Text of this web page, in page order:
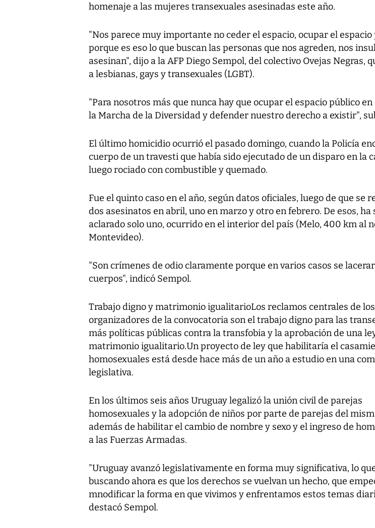
homenaje a las mujeres transexuales asesinadas este año.
"Nos parece muy importante no ceder el espacio, ocupar el espacio
porque es eso lo que buscan las personas que nos agreden, nos
asesinan", dijo a la AFP Diego Sempol, del colectivo Ovejas Negras,
a lesbianas, gays y transexuales (LGBT).
"Para nosotros más que nunca hay que ocupar el espacio público en
la Marcha de la Diversidad y defender nuestro derecho a existir",
El último homicidio ocurrió el pasado domingo, cuando la Policía
cuerpo de un travesti que había sido ejecutado de un disparo en la
luego rociado con combustible y quemado.
Fue el quinto caso en el año, según datos oficiales, luego de que se
dos asesinatos en abril, uno en marzo y otro en febrero. De esos, ha
aclarado solo uno, ocurrido en el interior del país (Melo, 400 km al
Montevideo).
"Son crímenes de odio claramente porque en varios casos se
cuerpos", indicó Sempol.
Trabajo digno y matrimonio igualitarioLos reclamos centrales de los
organizadores de la convocatoria son el trabajo digno para las
más políticas públicas contra la transfobia y la aprobación de una
matrimonio igualitario.Un proyecto de ley que habilitaría el
homosexuales está desde hace más de un año a estudio en una
legislativa.
En los últimos seis años Uruguay legalizó la unión civil de parejas
homosexuales y la adopción de niños por parte de parejas del
además de habilitar el cambio de nombre y sexo y el ingreso de
a las Fuerzas Armadas.
"Uruguay avanzó legislativamente en forma muy significativa, lo
buscando ahora es que los derechos se vuelvan un hecho, que
mnodificar la forma en que vivimos y enfrentamos estos temas
destacó Sempol.